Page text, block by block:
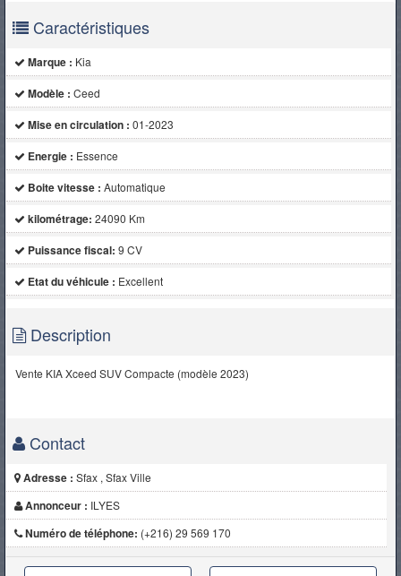
Caractéristiques
Marque : Kia
Modèle : Ceed
Mise en circulation : 01-2023
Energie : Essence
Boite vitesse : Automatique
kilométrage: 24090 Km
Puissance fiscal: 9 CV
Etat du véhicule : Excellent
Description
Vente KIA Xceed SUV Compacte (modèle 2023)
Contact
Adresse : Sfax , Sfax Ville
Annonceur : ILYES
Numéro de téléphone: (+216) 29 569 170